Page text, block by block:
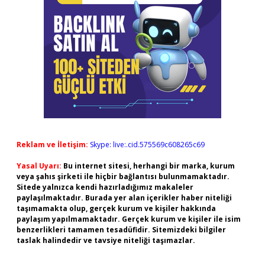
Reklam ve İletişim: Skype: live:.cid.575569c608265c69
Yasal Uyarı: Bu internet sitesi, herhangi bir marka, kurum
veya şahıs şirketi ile hiçbir bağlantısı bulunmamaktadır.
Sitede yalnızca kendi hazırladığımız makaleler
paylaşılmaktadır. Burada yer alan içerikler haber niteliği
taşımamakta olup, gerçek kurum ve kişiler hakkında
paylaşım yapılmamaktadır. Gerçek kurum ve kişiler ile isim
benzerlikleri tamamen tesadüfidir. Sitemizdeki bilgiler
taslak halindedir ve tavsiye niteliği taşımazlar.